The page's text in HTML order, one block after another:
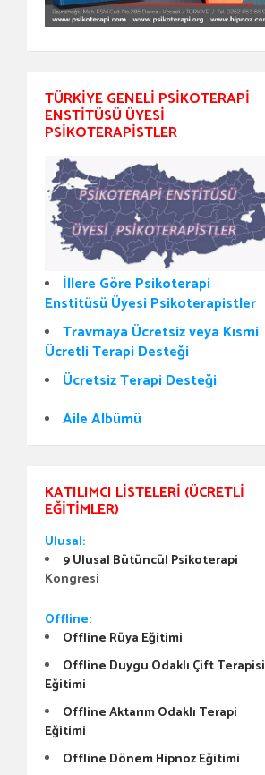
TÜRKIYE GENELI PSIKOTERAPI
ENSTITÜSÜ ÜYESI
PSIKOTERAPISTLER
İllere Göre Psikoterapi
Enstitüsü Üyesi Psikoterapistler
Travmaya Ücretsiz veya Kısmi
Ücretli Terapi Desteği
Ücretsiz Terapi Desteği
Aile Albümü
KATILIMCI LISTELERI (ÜCRETLI
EĞITIMLER)
Ulusal:
9 Ulusal Bütüncül Psikoterapi
Kongresi
Offline:
Offline Rüya Eğitimi
Offline Duygu Odaklı Çift Terapisi
Eğitimi
Offline Aktarım Odaklı Terapi
Eğitimi
Offline Dönem Hipnoz Eğitimi